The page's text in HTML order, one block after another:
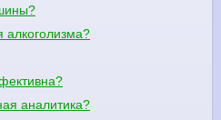
алкоголизма?
аналитика?